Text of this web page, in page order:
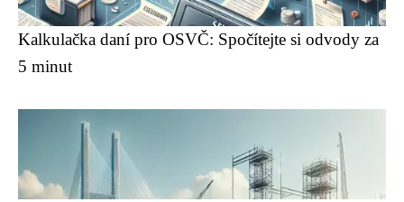
Kalkulačka daní pro OSVČ: Spočítejte si odvody za
5 minut